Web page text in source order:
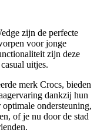
zijn de perfecte
voor jonge
zijn deze
uitjes.
merk Crocs, bieden
dankzij hun
ondersteuning,
of je nu door de stad